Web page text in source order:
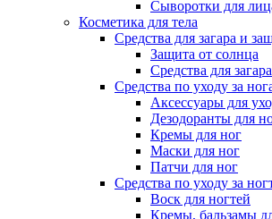
Сыворотки для
Косметика для тела
Средства для загара и
Защита от солнца
Средства для загара
Средства по уходу за
Аксессуары для
Дезодоранты для
Кремы для ног
Маски для ног
Патчи для ног
Средства по уходу за
Воск для ногтей
Кремы, бальзамы